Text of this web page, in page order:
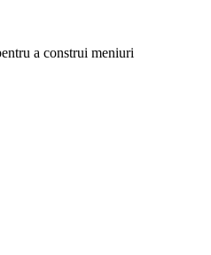
a construi meniuri